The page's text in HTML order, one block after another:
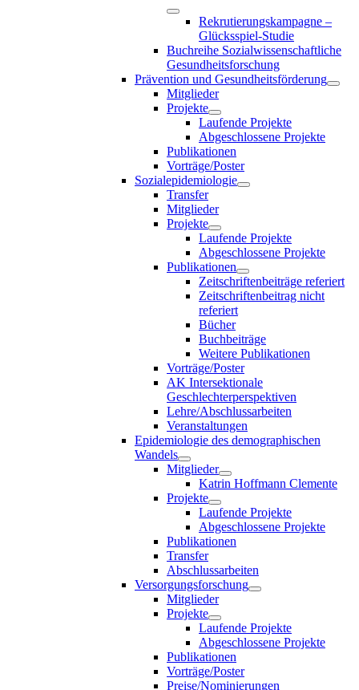
Rekrutierungskampagne –
Glücksspiel-Studie
Buchreihe Sozialwissenschaftliche
Gesundheitsforschung
Prävention und Gesundheitsförderung
Mitglieder
Projekte
Laufende Projekte
Abgeschlossene Projekte
Publikationen
Vorträge/Poster
Sozialepidemiologie
Transfer
Mitglieder
Projekte
Laufende Projekte
Abgeschlossene Projekte
Publikationen
Zeitschriftenbeiträge referiert
Zeitschriftenbeitrag nicht
referiert
Bücher
Buchbeiträge
Weitere Publikationen
Vorträge/Poster
AK Intersektionale
Geschlechterperspektiven
Lehre/Abschlussarbeiten
Veranstaltungen
Epidemiologie des demographischen
Wandels
Mitglieder
Katrin Hoffmann Clemente
Projekte
Laufende Projekte
Abgeschlossene Projekte
Publikationen
Transfer
Abschlussarbeiten
Versorgungsforschung
Mitglieder
Projekte
Laufende Projekte
Abgeschlossene Projekte
Publikationen
Vorträge/Poster
Preise/Nominierungen